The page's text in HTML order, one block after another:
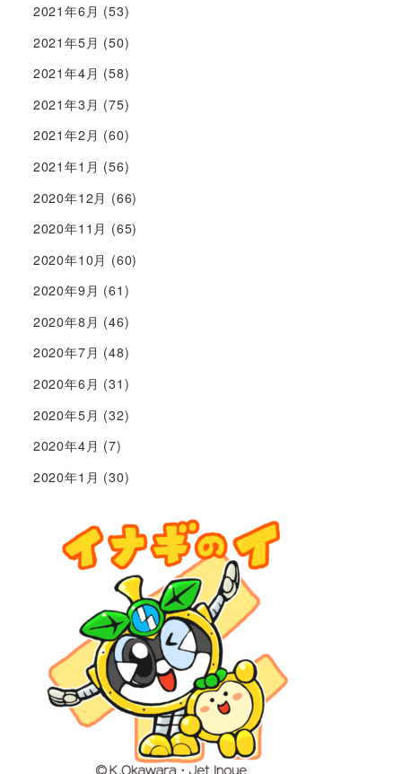
2021年6月 (53)
2021年5月 (50)
2021年4月 (58)
2021年3月 (75)
2021年2月 (60)
2021年1月 (56)
2020年12月 (66)
2020年11月 (65)
2020年10月 (60)
2020年9月 (61)
2020年8月 (46)
2020年7月 (48)
2020年6月 (31)
2020年5月 (32)
2020年4月 (7)
2020年1月 (30)